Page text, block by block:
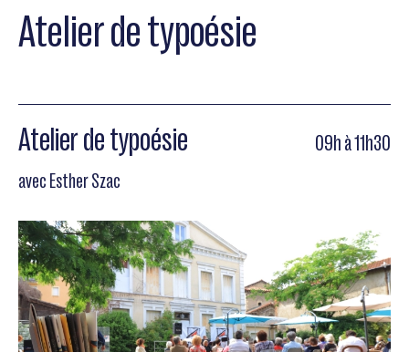
Atelier de typoésie
Atelier de typoésie 09h à 11h30
avec Esther Szac